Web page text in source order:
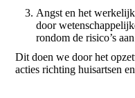
Angst en het
door
rondom de risico’s
Dit doen we door het
acties richting huisartsen